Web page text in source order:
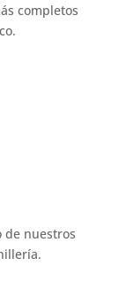
completos
de nuestros